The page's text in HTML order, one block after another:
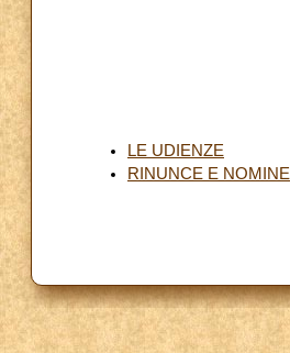
LE UDIENZE
RINUNCE E NOMINE